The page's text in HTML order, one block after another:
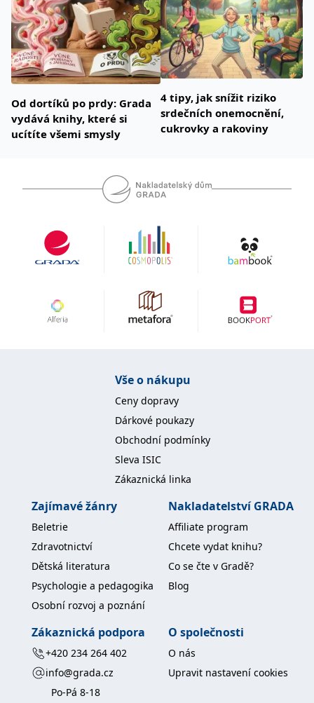
Od dortíků po prdy: Grada
vydává knihy, které si
ucítíte všemi smysly
4 tipy, jak snížit riziko
srdečních onemocnění,
cukrovky a rakoviny
Vše o nákupu
Ceny dopravy
Dárkové poukazy
Obchodní podmínky
Sleva ISIC
Zákaznická linka
Zajímavé žánry
Beletrie
Zdravotnictví
Dětská literatura
Psychologie a pedagogika
Osobní rozvoj a poznání
Nakladatelství GRADA
Affiliate program
Chcete vydat knihu?
Co se čte v Gradě?
Blog
Zákaznická podpora
+420 234 264 402
info@grada.cz
Po-Pá 8-18
O společnosti
O nás
Upravit nastavení cookies